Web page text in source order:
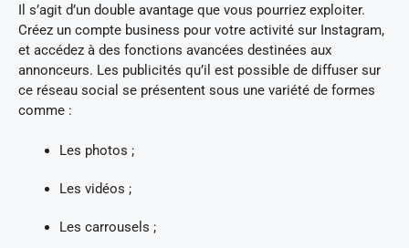
Il s’agit d’un double avantage que vous pourriez exploiter.
Créez un compte business pour votre activité sur Instagram,
et accédez à des fonctions avancées destinées aux
annonceurs. Les publicités qu’il est possible de diffuser sur
ce réseau social se présentent sous une variété de formes
comme :
Les photos ;
Les vidéos ;
Les carrousels ;